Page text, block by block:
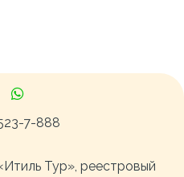
7-888
Тур», реестровый